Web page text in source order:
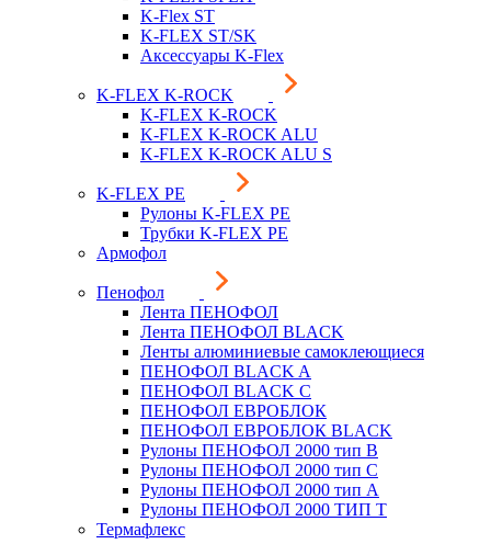
K-Flex ST
K-FLEX ST/SK
Аксессуары K-Flex
K-FLEX K-ROCK
K-FLEX K-ROCK
K-FLEX K-ROCK ALU
K-FLEX K-ROCK ALU S
K-FLEX PE
Рулоны K-FLEX PE
Трубки K-FLEX PE
Армофол
Пенофол
Лента ПЕНОФОЛ
Лента ПЕНОФОЛ BLACK
Ленты алюминиевые самоклеющиеся
ПЕНОФОЛ BLACK A
ПЕНОФОЛ BLACK С
ПЕНОФОЛ ЕВРОБЛОК
ПЕНОФОЛ ЕВРОБЛОК BLACK
Рулоны ПЕНОФОЛ 2000 тип B
Рулоны ПЕНОФОЛ 2000 тип C
Рулоны ПЕНОФОЛ 2000 тип А
Рулоны ПЕНОФОЛ 2000 ТИП Т
Термафлекс